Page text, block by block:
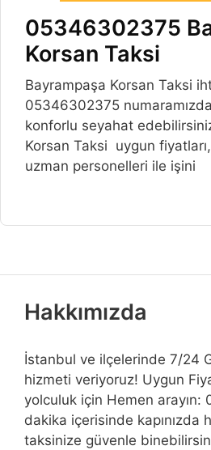
05346302375
Korsan Taksi
Bayrampaşa Korsan Taksi
05346302375
konforlu seyahat
Korsan Taksi uygun
uzman personelleri ile işini
Hakkımızda
İstanbul ve ilçelerinde 7/24
hizmeti veriyoruz! Uygun
yolculuk için Hemen arayın:
dakika içerisinde kapınızda
taksinize güvenle